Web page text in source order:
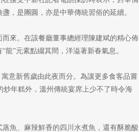
，是團圓，亦是中華傳統習俗的延續。
來。在該餐廳董事總經理陳建斌的精心佈
”元素點綴其間，洋溢著新春氣息。
意新舊歲由此夜而分。為讓更多食客品嘗
炒年糕外，溫州傳統宴席上少不了時令海
魚、麻辣鮮香的四川水煮魚，還有酥脆酸